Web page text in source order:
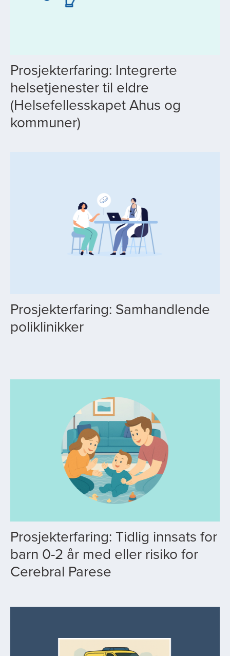
Prosjekterfaring: Integrerte
helsetjenester til eldre
(Helsefellesskapet Ahus og
kommuner)
Prosjekterfaring: Samhandlende
poliklinikker
Prosjekterfaring: Tidlig innsats for
barn 0-2 år med eller risiko for
Cerebral Parese